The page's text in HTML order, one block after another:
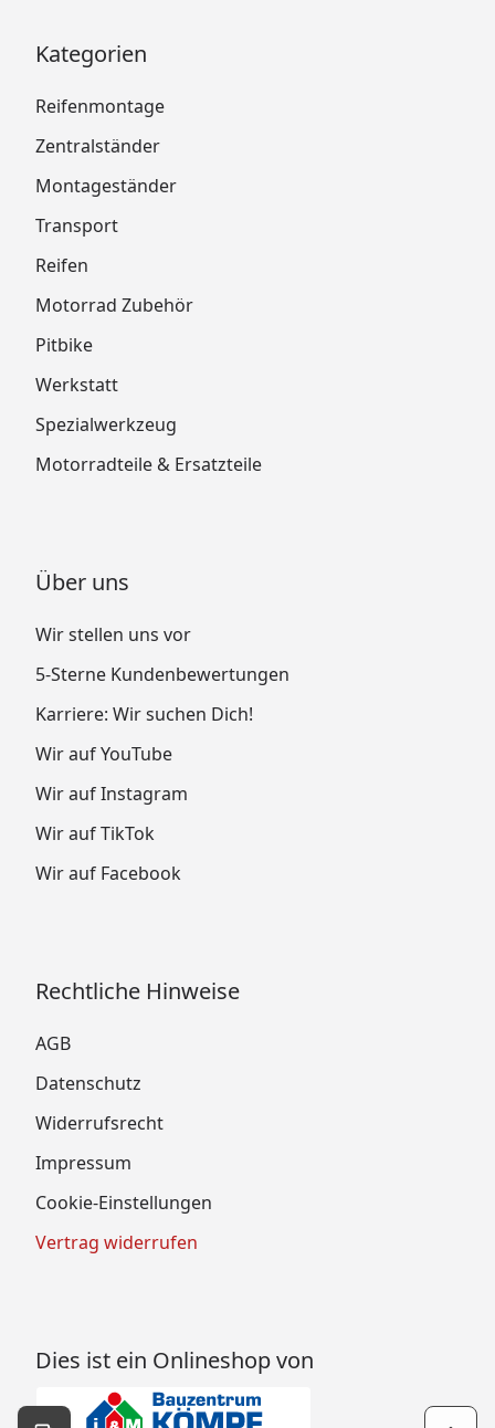
Kategorien
Reifenmontage
Zentralständer
Montageständer
Transport
Reifen
Motorrad Zubehör
Pitbike
Werkstatt
Spezialwerkzeug
Motorradteile & Ersatzteile
Über uns
Wir stellen uns vor
5-Sterne Kundenbewertungen
Karriere: Wir suchen Dich!
Wir auf YouTube
Wir auf Instagram
Wir auf TikTok
Wir auf Facebook
Rechtliche Hinweise
AGB
Datenschutz
Widerrufsrecht
Impressum
Cookie-Einstellungen
Vertrag widerrufen
Dies ist ein Onlineshop von